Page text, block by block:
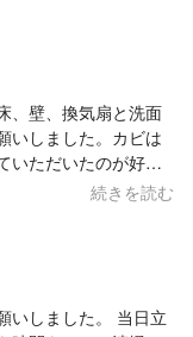
、壁、換気扇と洗面
いしました。カビは
いただいたのが好印
麗にしてくださいま
続きを読む
いしました。 当日立